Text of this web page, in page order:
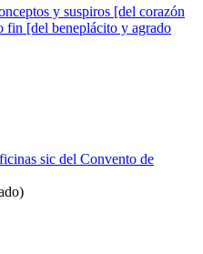
y suspiros [del corazón
fin [del beneplácito y agrado
sic del Convento de